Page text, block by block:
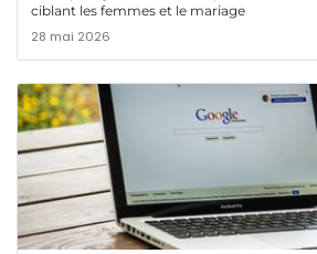
ciblant les femmes et le mariage
28 mai 2026